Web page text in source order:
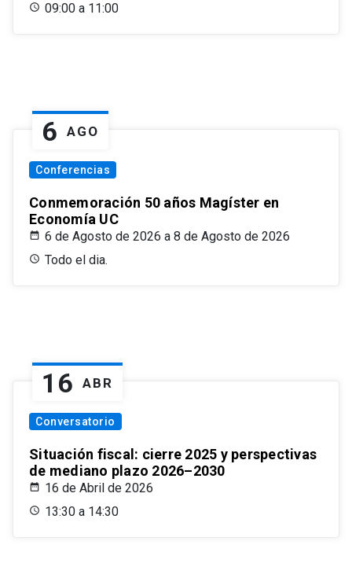
09:00 a 11:00
6 AGO
Conferencias
Conmemoración 50 años Magíster en
Economía UC
6 de Agosto de 2026 a 8 de Agosto de 2026
Todo el dia.
16 ABR
Conversatorio
Situación fiscal: cierre 2025 y perspectivas
de mediano plazo 2026–2030
16 de Abril de 2026
13:30 a 14:30